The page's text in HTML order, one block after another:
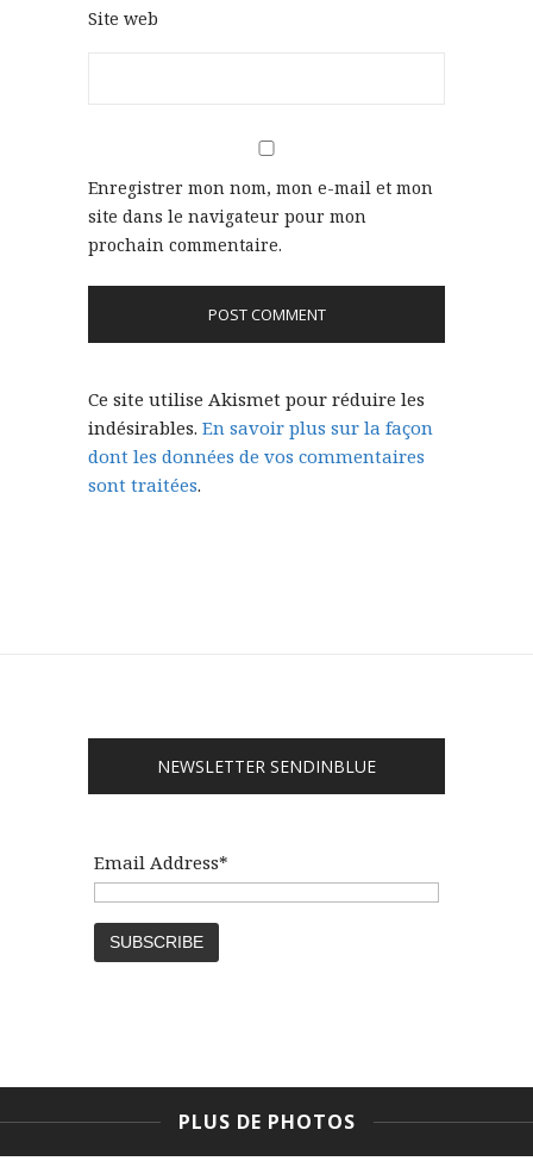
Site web
Enregistrer mon nom, mon e-mail et mon
site dans le navigateur pour mon
prochain commentaire.
Ce site utilise Akismet pour réduire les
indésirables. En savoir plus sur la façon
dont les données de vos commentaires
sont traitées.
NEWSLETTER SENDINBLUE
Email Address*
PLUS DE PHOTOS